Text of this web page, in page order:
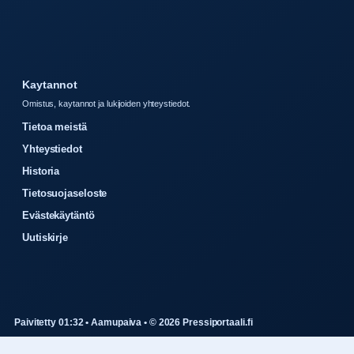
Kaytannot
Omistus, kaytannot ja lukijoiden yhteystiedot.
Tietoa meistä
Yhteystiedot
Historia
Tietosuojaseloste
Evästekäytäntö
Uutiskirje
Paivitetty 01:32 • Aamupaiva • © 2026 Pressiportaali.fi